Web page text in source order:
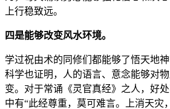
上行稳致远。
四是能够改变风水环境。
学过祝由术的同修们都能够了悟天地
科学也证明，人的语言、意念能够对
变。对于常诵《灵官真经》之人，好
中有“此经尊重，莫可难言。上消天灾